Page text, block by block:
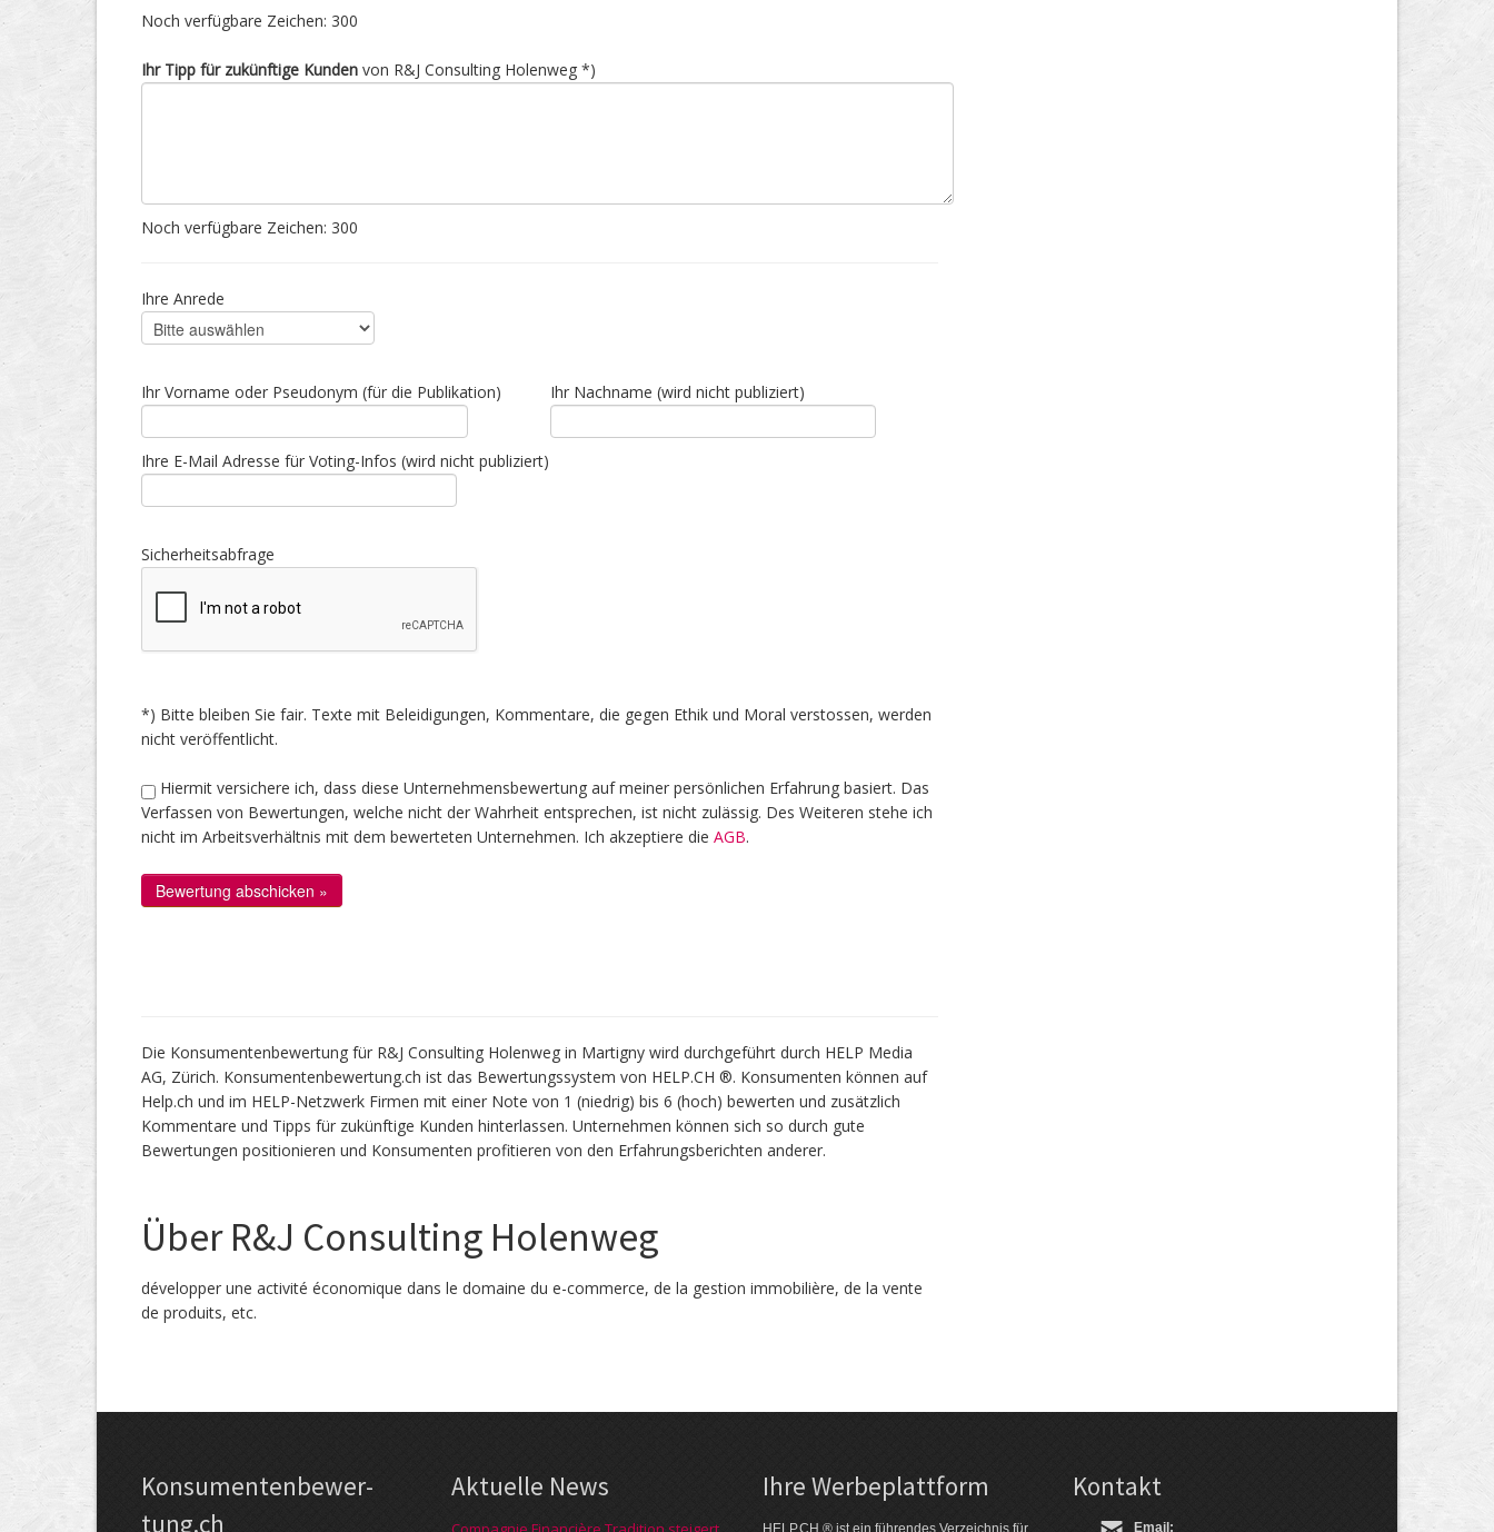
Noch verfügbare Zeichen: 300
Ihr Tipp für zukünftige Kunden von R&J Consulting Holenweg *)
Noch verfügbare Zeichen: 300
Ihre Anrede
Ihr Vorname oder Pseudonym (für die Publikation) Ihr Nachname (wird nicht publiziert)
Ihre E-Mail Adresse für Voting-Infos (wird nicht publiziert)
Sicherheitsabfrage
*) Bitte bleiben Sie fair. Texte mit Beleidigungen, Kommentare, die gegen Ethik und Moral verstossen, werden
nicht veröffentlicht.
Hiermit versichere ich, dass diese Unternehmensbewertung auf meiner persönlichen Erfahrung basiert. Das
Verfassen von Bewertungen, welche nicht der Wahrheit entsprechen, ist nicht zulässig. Des Weiteren stehe ich
nicht im Arbeitsverhältnis mit dem bewerteten Unternehmen. Ich akzeptiere die AGB.
Die Konsumentenbewertung für R&J Consulting Holenweg in Martigny wird durchgeführt durch HELP Media
AG, Zürich. Konsumentenbewertung.ch ist das Bewertungssystem von HELP.CH ®. Konsumenten können auf
Help.ch und im HELP-Netzwerk Firmen mit einer Note von 1 (niedrig) bis 6 (hoch) bewerten und zusätzlich
Kommentare und Tipps für zukünftige Kunden hinterlassen. Unternehmen können sich so durch gute
Bewertungen positionieren und Konsumenten profitieren von den Erfahrungsberichten anderer.
Über R&J Consulting Holenweg
développer une activité économique dans le domaine du e-commerce, de la gestion immobilière, de la vente
de produits, etc.
Kon­su­menten­be­wer­
tung.ch
Aktuelle News Ihre Werbe­platt­form
HELP.CH ® ist ein führendes Ver­zeich­nis für
Kontakt
Email: